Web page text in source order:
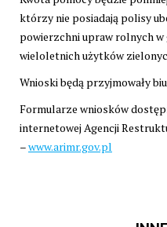
którzy nie posiadają polisy
powierzchni upraw rolnych w
wieloletnich użytków
Wnioski będą przyjmowały
Formularze wniosków
internetowej Agencji
–www.arimr.gov.pl